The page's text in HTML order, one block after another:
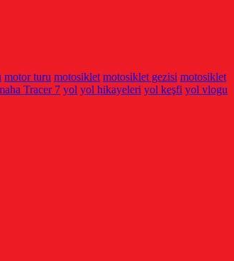
motor turu motosiklet motosiklet gezisi motosiklet
Tracer 7 yol yol hikayeleri yol keşfi yol vlogu